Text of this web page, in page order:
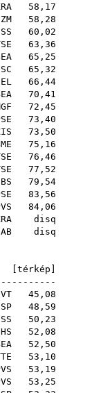
58,17
58,28
60,02
63,36
65,25
65,32
66,44
70,41
72,45
73,40
73,50
75,16
76,46
77,52
79,54
83,56
84,06
disq
disq
[ térkép
45,08
48,59
50,23
52,08
52,50
53,10
53,19
53,25